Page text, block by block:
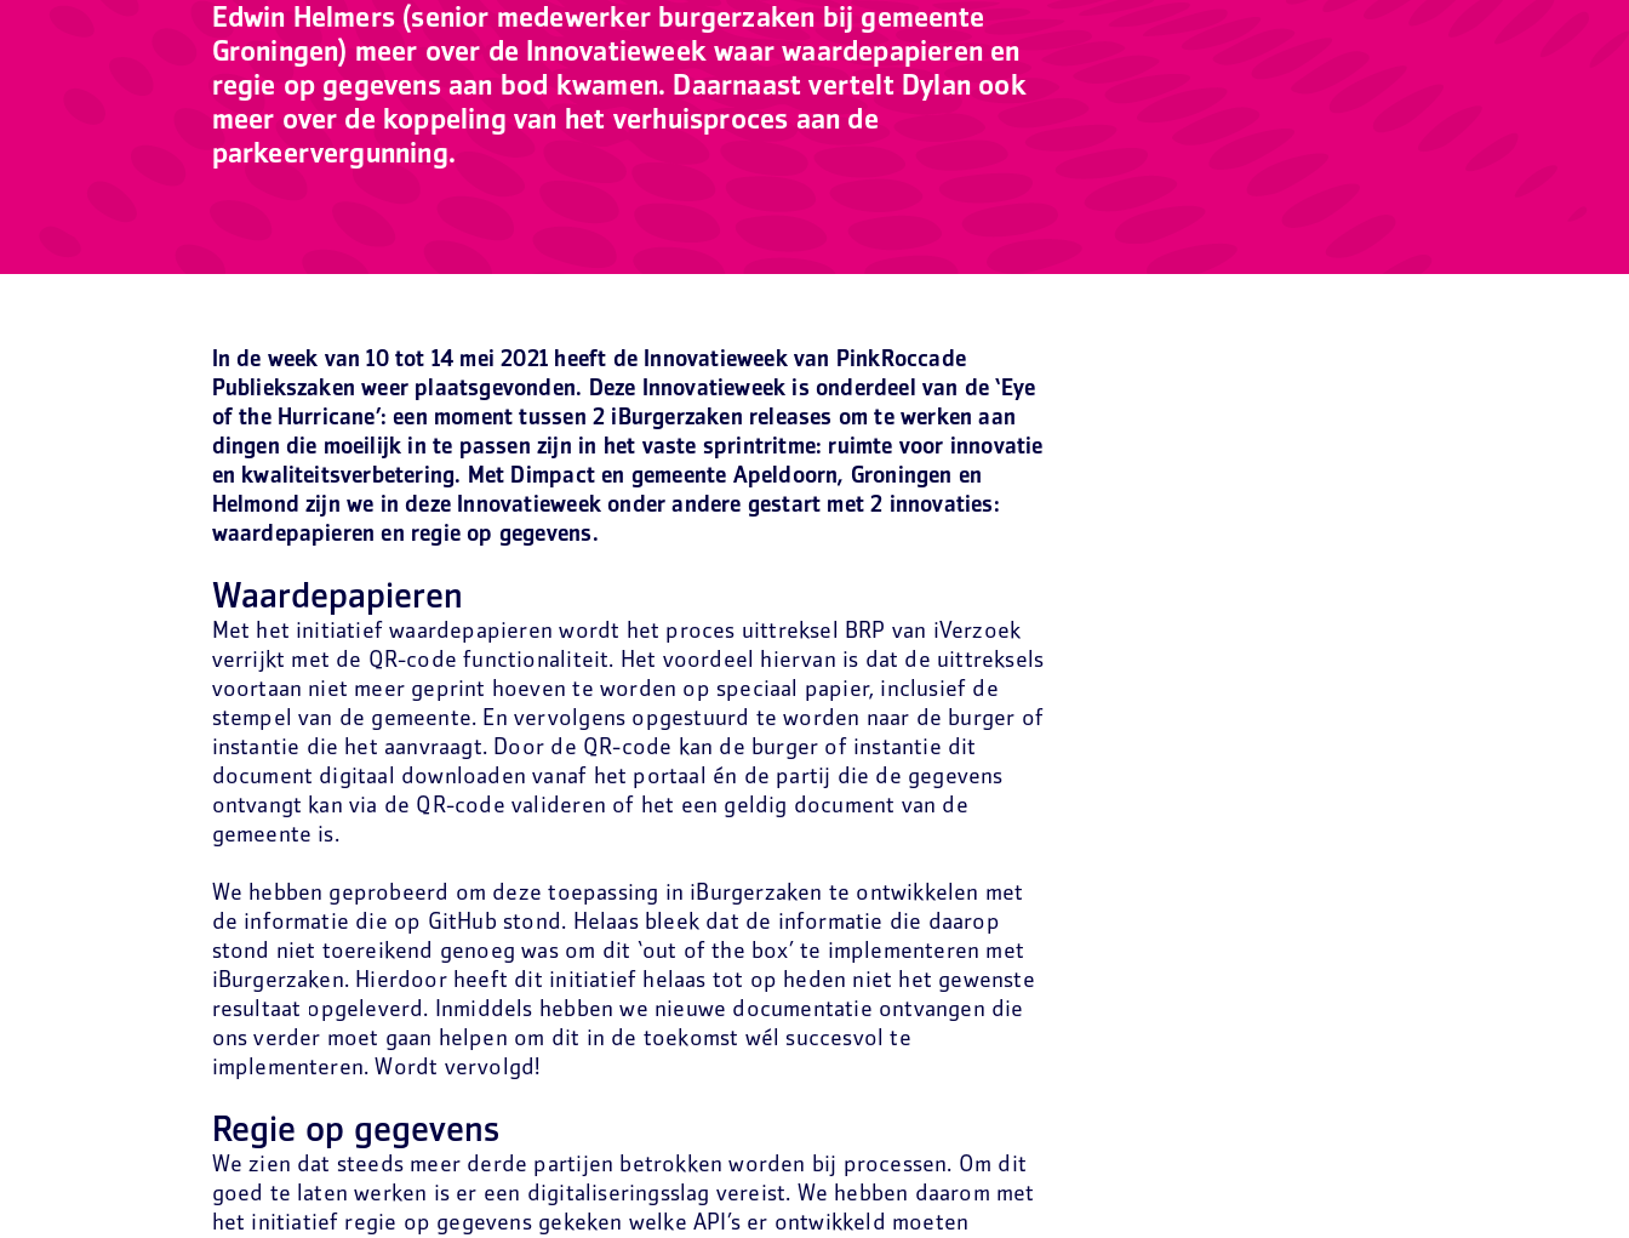
Edwin Helmers (senior medewerker burgerzaken bij gemeente
Groningen) meer over de Innovatieweek waar waardepapieren en
regie op gegevens aan bod kwamen. Daarnaast vertelt Dylan ook
meer over de koppeling van het verhuisproces aan de
parkeervergunning.
In de week van 10 tot 14 mei 2021 heeft de Innovatieweek van PinkRoccade
Publiekszaken weer plaatsgevonden. Deze Innovatieweek is onderdeel van de ‘Eye
of the Hurricane’: een moment tussen 2 iBurgerzaken releases om te werken aan
dingen die moeilijk in te passen zijn in het vaste sprintritme: ruimte voor innovatie
en kwaliteitsverbetering. Met Dimpact en gemeente Apeldoorn, Groningen en
Helmond zijn we in deze Innovatieweek onder andere gestart met 2 innovaties:
waardepapieren en regie op gegevens.
Waardepapieren
Met het initiatief waardepapieren wordt het proces uittreksel BRP van iVerzoek
verrijkt met de QR-code functionaliteit. Het voordeel hiervan is dat de uittreksels
voortaan niet meer geprint hoeven te worden op speciaal papier, inclusief de
stempel van de gemeente. En vervolgens opgestuurd te worden naar de burger of
instantie die het aanvraagt. Door de QR-code kan de burger of instantie dit
document digitaal downloaden vanaf het portaal én de partij die de gegevens
ontvangt kan via de QR-code valideren of het een geldig document van de
gemeente is.
We hebben geprobeerd om deze toepassing in iBurgerzaken te ontwikkelen met
de informatie die op GitHub stond. Helaas bleek dat de informatie die daarop
stond niet toereikend genoeg was om dit ‘out of the box’ te implementeren met
iBurgerzaken. Hierdoor heeft dit initiatief helaas tot op heden niet het gewenste
resultaat opgeleverd. Inmiddels hebben we nieuwe documentatie ontvangen die
ons verder moet gaan helpen om dit in de toekomst wél succesvol te
implementeren. Wordt vervolgd!
Regie op gegevens
We zien dat steeds meer derde partijen betrokken worden bij processen. Om dit
goed te laten werken is er een digitaliseringsslag vereist. We hebben daarom met
het initiatief regie op gegevens gekeken welke API’s er ontwikkeld moeten